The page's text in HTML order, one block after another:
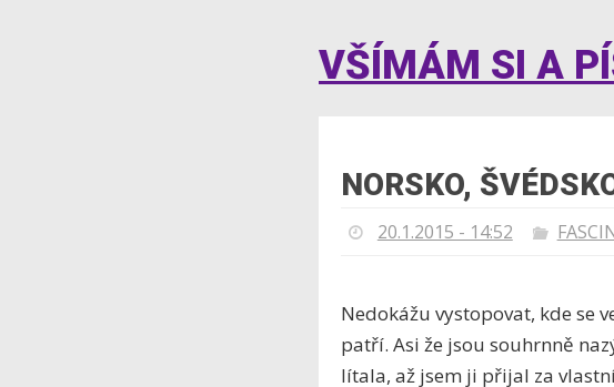
VŠÍMÁM SI A
NORSKO,
20.1.2015 - 14:52
Nedokážu vystopovat, kde se
patří. Asi že jsou souhrnně
lítala, až jsem ji přijal za